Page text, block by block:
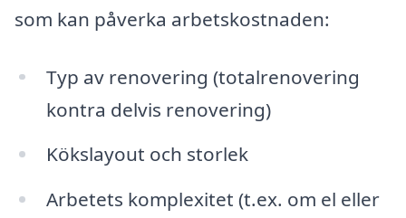
som kan påverka arbetskostnaden:
Typ av renovering (totalrenovering
kontra delvis renovering)
Kökslayout och storlek
Arbetets komplexitet (t.ex. om el eller